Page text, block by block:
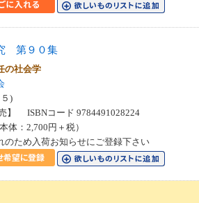
第９０集
の社会学
)
売】 ISBNコード 9784491028224
体：2,700円＋税）
のため入荷お知らせにご登録下さい